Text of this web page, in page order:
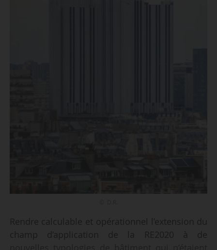
Rendre calculable et opérationnel l’extension du
champ d’application de la RE2020 à de